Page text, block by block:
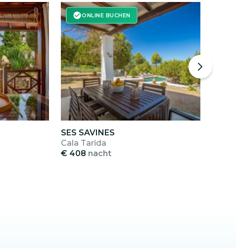
ONLINE BUCHEN
SES SAVINES
Cala Tarida
€ 408 nacht